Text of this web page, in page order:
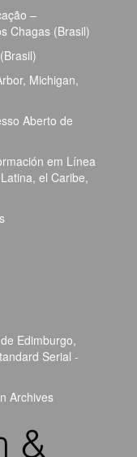
–
Chagas (Brasil)
Michigan,
Aberto de
em Línea
el Caribe,
Edimburgo,
Serial -
Archives